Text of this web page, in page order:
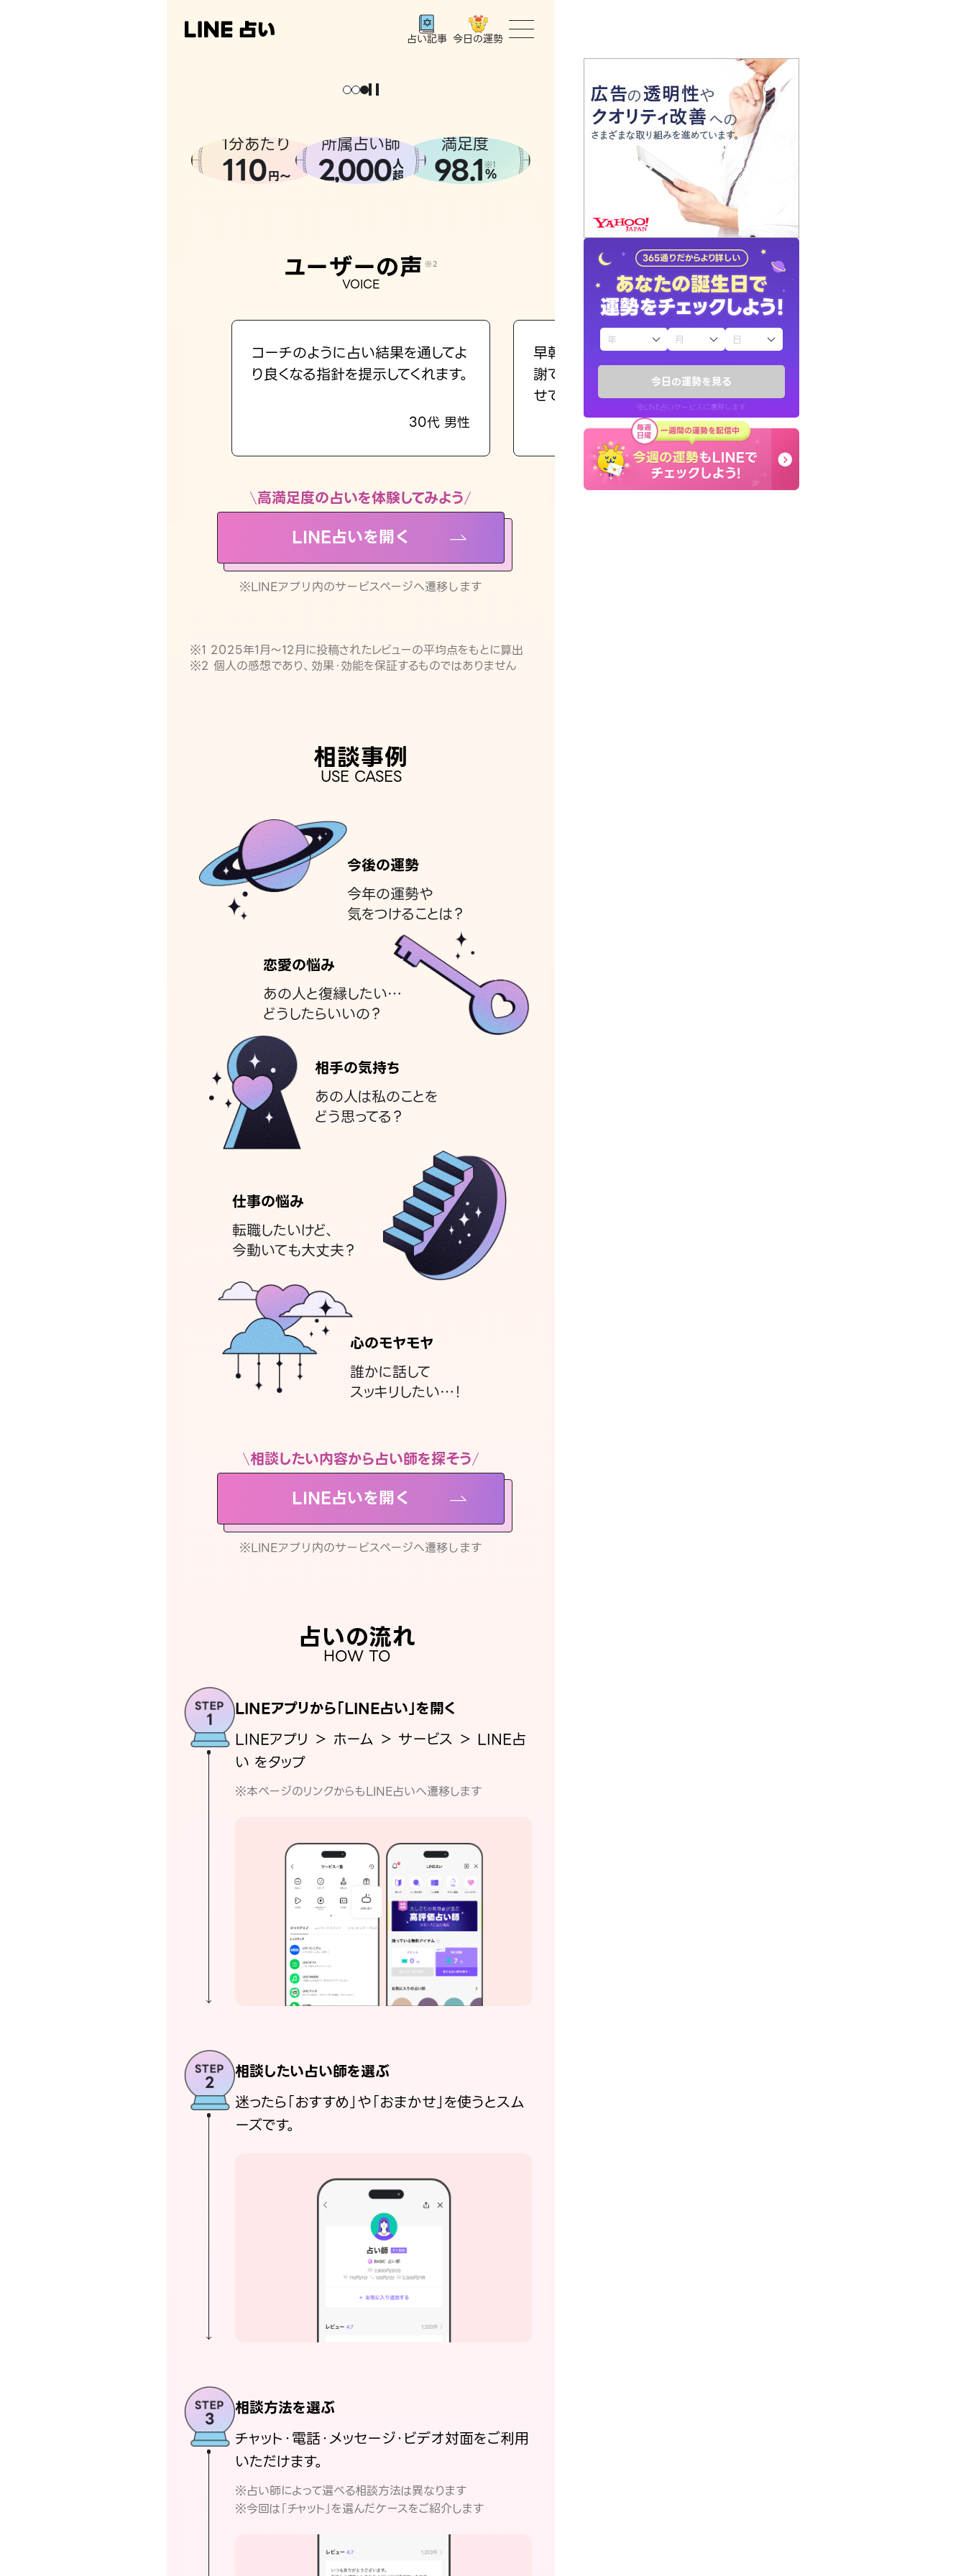
今日の運勢を見る
※LINE占いサービスに遷移します
占い記事 今日の運勢
トップ
ユーザーの声
占いの流れ
おすすめの占い師
よくある質問
えもじの子（占）12星座占い
お知らせ
。
1分あたり
110円〜
所属占い師
2,000人
超
満足度
98.1 ※1
%
ユーザーの声 ※2
VOICE
コーチのように占い結果を通してよ
り良くなる指針を提示してくれます。
30代 男性
早朝にも関わらず鑑定いただき感
謝です。私のままでいいんだと思わ
せてくれます。
40代 女性
高満足度の占いを体験してみよう
LINE占いを開く
※LINEアプリ内のサービスページへ遷移します
※1 2025年1月〜12月に投稿されたレビューの平均点をもとに算出
※2 個人の感想であり、効果・効能を保証するものではありません
相談事例
USE CASES
今後の運勢
今年の運勢や
気をつけることは？
恋愛の悩み
あの人と復縁したい…
どうしたらいいの？
相手の気持ち
あの人は私のことを
どう思ってる？
仕事の悩み
転職したいけど、
今動いても大丈夫？
心のモヤモヤ
誰かに話して
スッキリしたい…！
相談したい内容から占い師を探そう
LINE占いを開く
※LINEアプリ内のサービスページへ遷移します
占いの流れ
HOW TO
LINEアプリから「LINE占い」を開く
LINEアプリ ＞ ホーム ＞ サービス ＞ LINE占
い をタップ
※本ページのリンクからもLINE占いへ遷移します
相談したい占い師を選ぶ
迷ったら「おすすめ」や「おまかせ」を使うとスム
ーズです。
相談方法を選ぶ
チャット・電話・メッセージ・ビデオ対面をご利用
いただけます。
※占い師によって選べる相談方法は異なります
※今回は「チャット」を選んだケースをご紹介します